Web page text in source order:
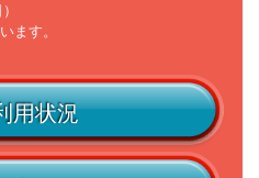
ます。
用状況